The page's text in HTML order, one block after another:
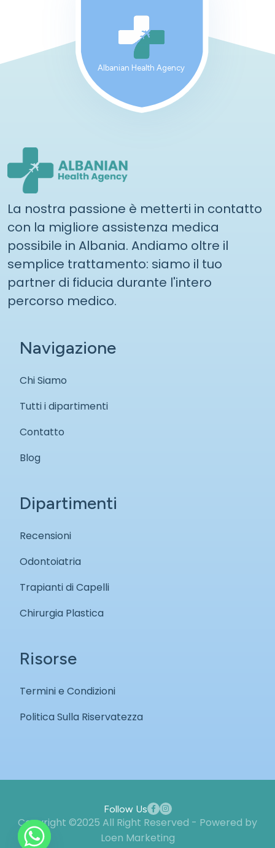
Albanian Health Agency
La nostra passione è metterti in contatto
con la migliore assistenza medica
possibile in Albania. Andiamo oltre il
semplice trattamento: siamo il tuo
partner di fiducia durante l'intero
percorso medico.
Navigazione
Chi Siamo
Tutti i dipartimenti
Contatto
Blog
Dipartimenti
Recensioni
Odontoiatria
Trapianti di Capelli
Chirurgia Plastica
Risorse
Termini e Condizioni
Politica Sulla Riservatezza
Follow Us
Copyright ©2025 All Right Reserved - Powered by
Loen Marketing